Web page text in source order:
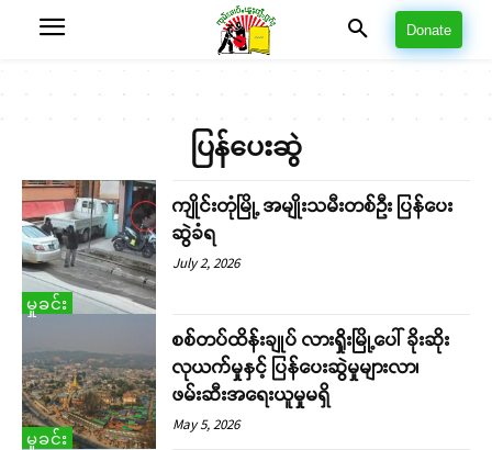
Donate
ပြန်ပေးဆွဲ
မှုခင်း
ကျိုင်းတုံမြို့ အမျိုးသမီးတစ်ဦး ပြန်ပေး
ဆွဲခံရ
July 2, 2026
မှုခင်း
စစ်တပ်ထိန်းချုပ် လားရှိုးမြို့ပေါ် ခိုးဆိုး
လုယက်မှုနှင့် ပြန်ပေးဆွဲမှုများလာ၊
ဖမ်းဆီးအရေးယူမှုမရှိ
May 5, 2026